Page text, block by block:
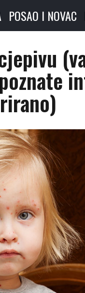
POSAO I NOVAC